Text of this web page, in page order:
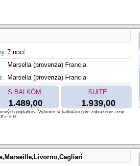
7 nocí
Marsella (provenza) Francia
Marsella (provenza) Francia
S BALKÓM:
1.489,00
SUITE:
1.939,00
poplatkov. Vytvorte si kalkuláciu pre zobrazenie ceny.
r. € 0